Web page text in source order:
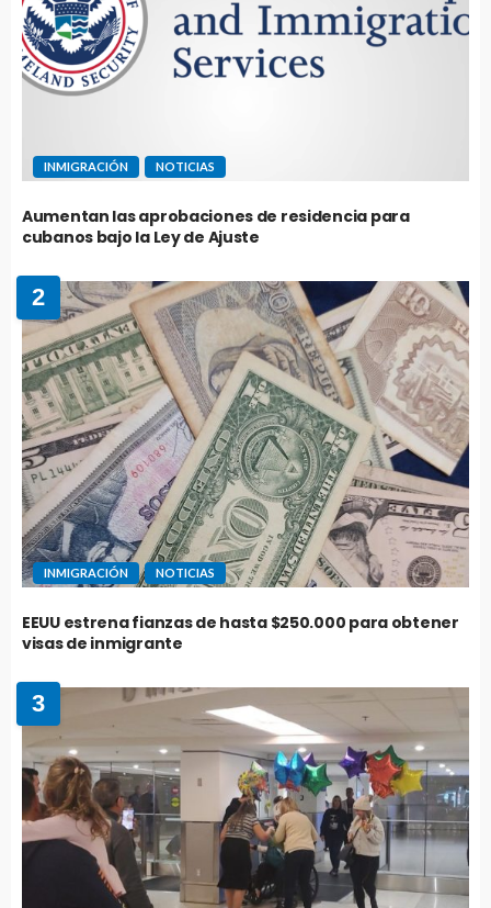
INMIGRACIÓN NOTICIAS
Aumentan las aprobaciones de residencia para
cubanos bajo la Ley de Ajuste
2
INMIGRACIÓN NOTICIAS
EEUU estrena fianzas de hasta $250.000 para obtener
visas de inmigrante
3